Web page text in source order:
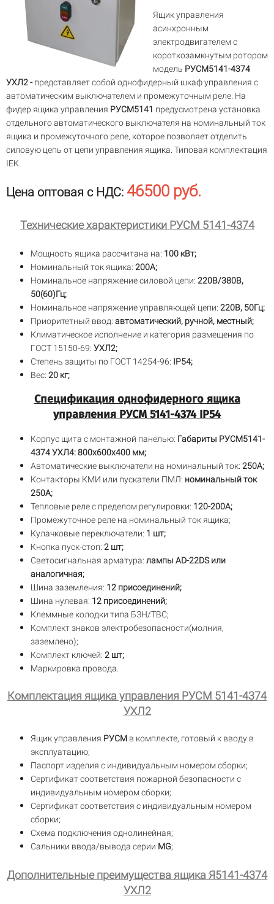
Ящик управления
асинхронным
электродвигателем с
короткозамкнутым ротором
модель РУСМ5141-4374
УХЛ2 -представляет собой однофидерный шкаф управления с
автоматическим выключателем и промежуточным реле. На
фидер ящика управления РУСМ5141 предусмотрена установка
отдельного автоматического выключателя на номинальный ток
ящика и промежуточного реле, которое позволяет отделить
силовую цепь от цепи управления ящика. Типовая комплектация
IEK.
Цена оптовая с НДС: 46500 руб.
Технические характеристики РУСМ 5141-4374
Мощность ящика рассчитана на: 100 кВт;
Номинальный ток ящика: 200А;
Номинальное напряжение силовой цепи: 220В/380В,
50(60)Гц;
Номинальное напряжение управляющей цепи: 220В, 50Гц;
Приоритетный ввод: автоматический, ручной, местный;
Климатическое исполнение и категория размещения по
ГОСТ 15150-69: УХЛ2;
Степень защиты по ГОСТ 14254-96: IP54;
Вес: 20 кг;
Спецификация однофидерного ящика
управления РУСМ 5141-4374 IP54
Корпус щита с монтажной панелью: Габариты РУСМ5141-
4374 УХЛ4: 800х600х400 мм;
Автоматические выключатели на номинальный ток: 250А;
Контакторы КМИ или пускатели ПМЛ: номинальный ток
250А;
Тепловые реле с пределом регулировки: 120-200А;
Промежуточное реле на номинальный ток ящика;
Кулачковые переключатели: 1 шт;
Кнопка пуск-стоп: 2 шт;
Светосигнальная арматура: лампы AD-22DS или
аналогичная;
Шина заземления: 12 присоединений;
Шина нулевая: 12 присоединений;
Клеммные колодки типа БЗН/ТВС;
Комплект знаков электробезопасности(молния,
заземлено);
Комплект ключей: 2 шт;
Маркировка провода.
Комплектация ящика управления РУСМ 5141-4374
УХЛ2
Ящик управления РУСМ в комплекте, готовый к вводу в
эксплуатацию;
Паспорт изделия с индивидуальным номером сборки;
Сертификат соответствия пожарной безопасности с
индивидуальным номером сборки;
Сертификат соответствия с индивидуальным номером
сборки;
Схема подключения однолинейная;
Сальники ввода/вывода серии MG;
Дополнительные преимущества ящика Я5141-4374
УХЛ2